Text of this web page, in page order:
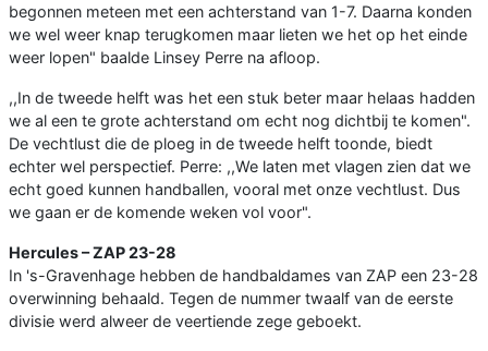
begonnen meteen met een achterstand van 1-7. Daarna konden
we wel weer knap terugkomen maar lieten we het op het einde
weer lopen" baalde Linsey Perre na afloop.
,,In de tweede helft was het een stuk beter maar helaas hadden
we al een te grote achterstand om echt nog dichtbij te komen".
De vechtlust die de ploeg in de tweede helft toonde, biedt
echter wel perspectief. Perre: ,,We laten met vlagen zien dat we
echt goed kunnen handballen, vooral met onze vechtlust. Dus
we gaan er de komende weken vol voor".
Hercules – ZAP 23-28
In 's-Gravenhage hebben de handbaldames van ZAP een 23-28
overwinning behaald. Tegen de nummer twaalf van de eerste
divisie werd alweer de veertiende zege geboekt.